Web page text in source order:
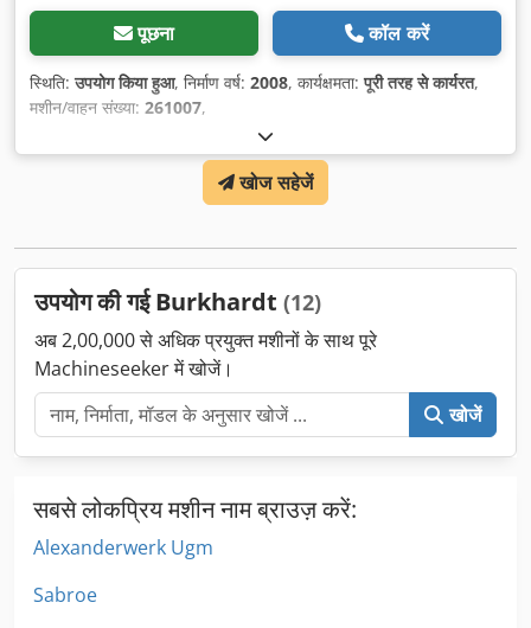
पूछना कॉल करें
स्थिति:उपयोग किया हुआ, निर्माण वर्ष: 2008, कार्यक्षमता:पूरी तरह से कार्यरत,
मशीन/वाहन संख्या: 261007,
खोज सहेजें
उपयोग की गई Burkhardt (12)
अब 2,00,000 से अधिक प्रयुक्त मशीनों के साथ पूरे
Machineseeker में खोजें।
खोजें
सबसे लोकप्रिय मशीन नाम ब्राउज़ करें:
Alexanderwerk Ugm
Sabroe